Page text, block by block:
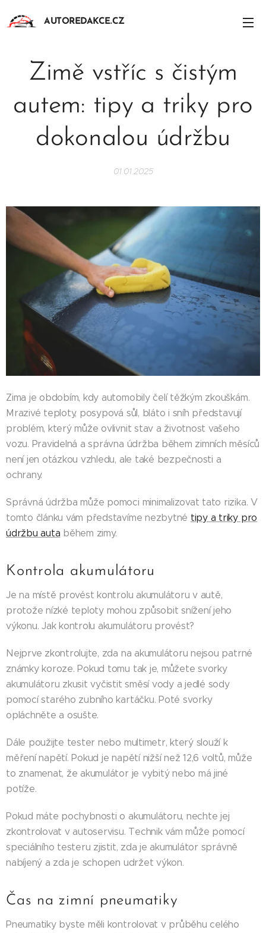
AUTOREDAKCE.CZ
Zimě vstříc s čistým
autem: tipy a triky pro
dokonalou údržbu
01.01.2025
Zima je obdobím, kdy automobily čelí těžkým zkouškám.
Mrazivé teploty, posypová sůl, bláto i sníh představují
problém, který může ovlivnit stav a životnost vašeho
vozu. Pravidelná a správna údržba během zimních měsíců
není jen otázkou vzhledu, ale také bezpečnosti a
ochrany.
Správná údržba může pomoci minimalizovat tato rizika. V
tomto článku vám představíme nezbytné tipy a triky pro
údržbu auta během zimy.
Kontrola akumulátoru
Je na místě provést kontrolu akumulátoru v autě,
protože nízké teploty mohou způsobit snížení jeho
výkonu. Jak kontrolu akumulátoru provést?
Nejprve zkontrolujte, zda na akumulátoru nejsou patrné
známky koroze. Pokud tomu tak je, můžete svorky
akumulátoru zkusit vyčistit směsí vody a jedlé sody
pomocí starého zubního kartáčku. Poté svorky
opláchněte a osušte.
Dále použijte tester nebo multimetr, který slouží k
měření napětí. Pokud je napětí nižší než 12,6 voltů, může
to znamenat, že akumulátor je vybitý nebo má jiné
potíže.
Pokud máte pochybnosti o akumulátoru, nechte jej
zkontrolovat v autoservisu. Technik vám může pomocí
speciálního testeru zjistit, zda je akumulátor správně
nabíjený a zda je schopen udržet výkon.
Čas na zimní pneumatiky
Pneumatiky byste měli kontrolovat v průběhu celého